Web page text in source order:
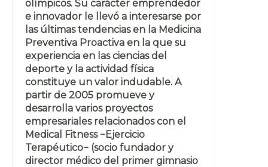
olímpicos. Su carácter emprendedor
e innovador le llevó a interesarse por
las últimas tendencias en la Medicina
Preventiva Proactiva en la que su
experiencia en las ciencias del
deporte y la actividad física
constituye un valor indudable. A
partir de 2005 promueve y
desarrolla varios proyectos
empresariales relacionados con el
Medical Fitness −Ejercicio
Terapéutico− (socio fundador y
director médico del primer gimnasio